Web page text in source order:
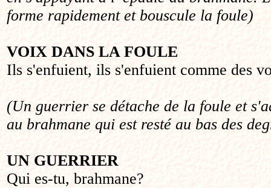
forme rapidement et bouscule la foule)
VOIX DANS LA FOULE
Ils s'enfuient, ils s'enfuient comme des
(Un guerrier se détache de la foule et
au brahmane qui est resté au bas des
UN GUERRIER
Qui es-tu, brahmane?